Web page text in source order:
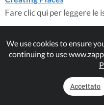
Fare clic qui per leggere le
Managing QR Codes
We use cookies to ensure
continuing to use
Accettato